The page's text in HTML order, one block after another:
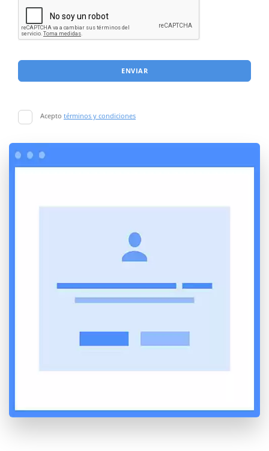
ENVIAR
Acepto términos y condiciones